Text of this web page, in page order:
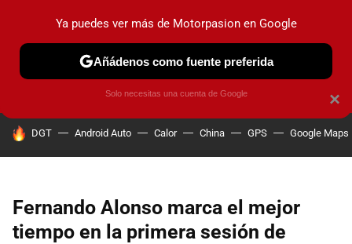
PRUEBAS COCHES ELÉCTRICOS OBSERVATORIO
HOY SE HABLA DE
DGT Android Auto Calor China GPS Google Maps
Fernando Alonso marca el mejor
tiempo en la primera sesión de
×
Ya puedes ver más de Motorpasion en Google
Añádenos como fuente preferida
Solo necesitas una cuenta de Google